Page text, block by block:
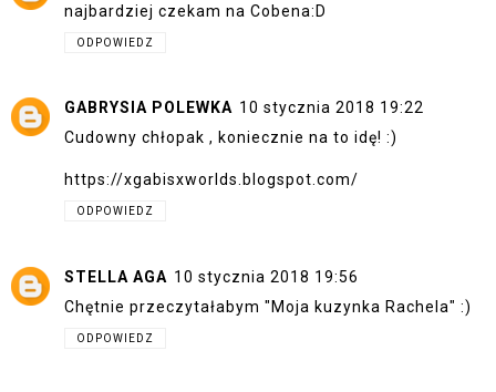
najbardziej czekam na Cobena:D
ODPOWIEDZ
GABRYSIA POLEWKA 10 stycznia 2018 19:22
Cudowny chłopak , koniecznie na to idę! :)
https://xgabisxworlds.blogspot.com/
ODPOWIEDZ
STELLA AGA 10 stycznia 2018 19:56
Chętnie przeczytałabym "Moja kuzynka Rachela" :)
ODPOWIEDZ